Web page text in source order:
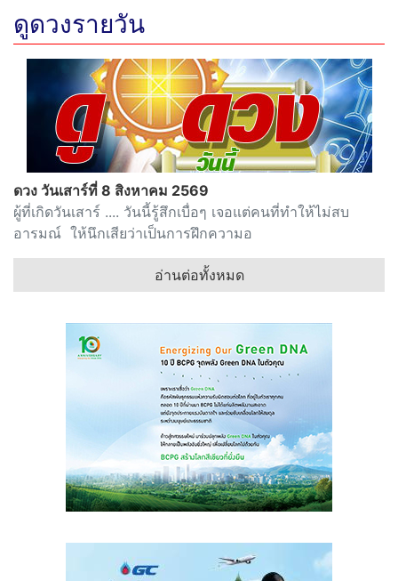
ดูดวงรายวัน
ดวง วันเสาร์ที่ 8 สิงหาคม 2569
ผู้ที่เกิดวันเสาร์ .... วันนี้รู้สึกเบื่อๆ เจอแต่คนที่ทำให้ไม่สบ
อารมณ์ ให้นึกเสียว่าเป็นการฝึกความอ
อ่านต่อทั้งหมด